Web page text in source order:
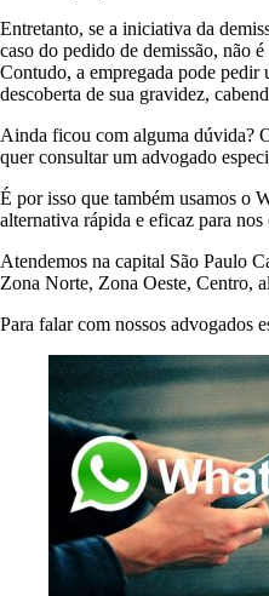
Entretanto, se a iniciativa da
caso do pedido de demissão, não
Contudo, a empregada pode pedir
descoberta de sua gravidez,
Ainda ficou com alguma dúvida?
quer consultar um advogado
É por isso que também usamos o
alternativa rápida e eficaz para
Atendemos na capital São Paulo
Zona Norte, Zona Oeste, Centro,
Para falar com nossos advogados